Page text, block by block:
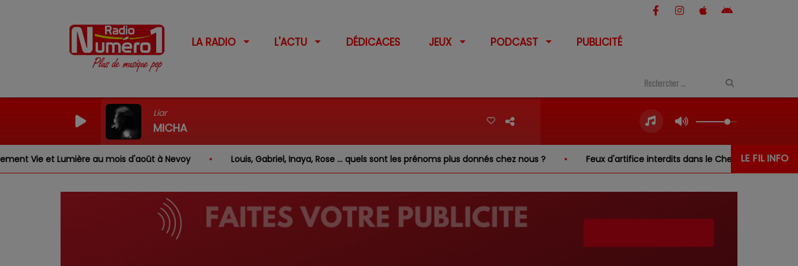
LA RADIO L'ACTU DÉDICACES JEUX PODCAST PUBLICITÉ
Liar
MICHA
LE FIL INFO
Vie et Lumière au mois d'août à Nevoy Louis, Gabriel, Inaya, Rose … quels sont les prénoms plus donnés chez nous ? Feux d'artifice interdits dans le Cher… sauf au-dessus de